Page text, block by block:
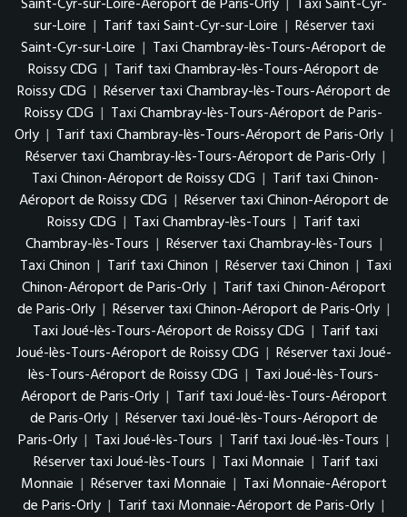
sur-Loire | Tarif taxi Saint-Cyr-sur-Loire | Réserver taxi
Saint-Cyr-sur-Loire | Taxi Chambray-lès-Tours-Aéroport de
Roissy CDG | Tarif taxi Chambray-lès-Tours-Aéroport de
Roissy CDG | Réserver taxi Chambray-lès-Tours-Aéroport de
Roissy CDG | Taxi Chambray-lès-Tours-Aéroport de Paris-
Orly | Tarif taxi Chambray-lès-Tours-Aéroport de Paris-Orly |
Réserver taxi Chambray-lès-Tours-Aéroport de Paris-Orly |
Taxi Chinon-Aéroport de Roissy CDG | Tarif taxi Chinon-
Aéroport de Roissy CDG | Réserver taxi Chinon-Aéroport de
Roissy CDG | Taxi Chambray-lès-Tours | Tarif taxi
Chambray-lès-Tours | Réserver taxi Chambray-lès-Tours |
Taxi Chinon | Tarif taxi Chinon | Réserver taxi Chinon | Taxi
Chinon-Aéroport de Paris-Orly | Tarif taxi Chinon-Aéroport
de Paris-Orly | Réserver taxi Chinon-Aéroport de Paris-Orly |
Taxi Joué-lès-Tours-Aéroport de Roissy CDG | Tarif taxi
Joué-lès-Tours-Aéroport de Roissy CDG | Réserver taxi Joué-
lès-Tours-Aéroport de Roissy CDG | Taxi Joué-lès-Tours-
Aéroport de Paris-Orly | Tarif taxi Joué-lès-Tours-Aéroport
de Paris-Orly | Réserver taxi Joué-lès-Tours-Aéroport de
Paris-Orly | Taxi Joué-lès-Tours | Tarif taxi Joué-lès-Tours |
Réserver taxi Joué-lès-Tours | Taxi Monnaie | Tarif taxi
Monnaie | Réserver taxi Monnaie | Taxi Monnaie-Aéroport
de Paris-Orly | Tarif taxi Monnaie-Aéroport de Paris-Orly |